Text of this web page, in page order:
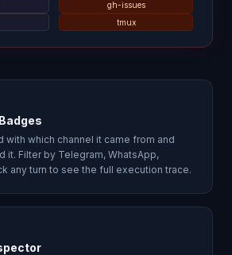
gh-issues
tmux
with which channel it came from and
it. Filter by Telegram, WhatsApp,
any turn to see the full execution trace.